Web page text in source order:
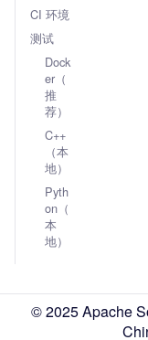
CI 环境
测试
Dock
er（
推
荐）
C++
（本
地）
Pyth
on（
本
地）
© 2025 Apache